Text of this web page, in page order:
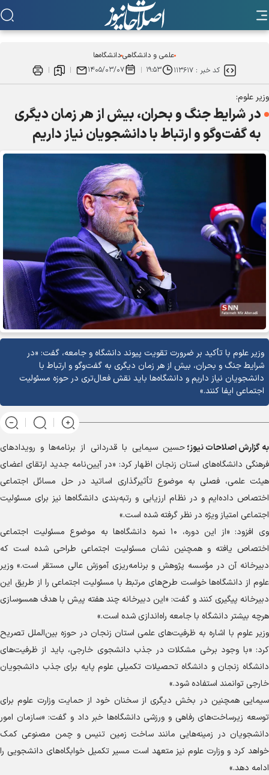
علمی و دانشگاهیدانشگاه‌ها
کد خبر : ۱۱۳۶۱۷ ۱۹:۵۳ ۱۴۰۵/۰۳/۰۷
وزیر علوم:
در شرایط جنگ و بحران، بیش از هر زمان دیگری
به گفت‌و‌گو و ارتباط با دانشجویان نیاز داریم
وزیر علوم با تأکید بر ضرورت تقویت پیوند دانشگاه و جامعه، گفت: «در
شرایط جنگ و بحران، بیش از هر زمان دیگری به گفت‌و‌گو و ارتباط با
دانشجویان نیاز داریم و دانشگاه‌ها باید نقش فعال‌تری در حوزه مسئولیت
اجتماعی ایفا کنند.»
به گزارشاصلاحات نیوز؛حسین سیمایی با قدردانی از برنامه‌ها و رویداد‌های
فرهنگی دانشگاه‌های استان زنجان اظهار کرد: «در آیین‌نامه جدید ارتقای اعضای
هیئت علمی، فصلی به موضوع تأثیرگذاری اساتید در حل مسائل اجتماعی
اختصاص داده‌ایم و در نظام ارزیابی و رتبه‌بندی دانشگاه‌ها نیز برای مسئولیت
اجتماعی امتیاز ویژه در نظر گرفته شده است.»
وی افزود: «از این دوره، ۱۰ نمره دانشگاه‌ها به موضوع مسئولیت اجتماعی
اختصاص یافته و همچنین نشان مسئولیت اجتماعی طراحی شده است که
دبیرخانه آن در مؤسسه پژوهش و برنامه‌ریزی آموزش عالی مستقر است.» وزیر
علوم از دانشگاه‌ها خواست طرح‌های مرتبط با مسئولیت اجتماعی را از طریق این
دبیرخانه پیگیری کنند و گفت: «این دبیرخانه چند هفته پیش با هدف همسوسازی
هرچه بیشتر دانشگاه با جامعه راه‌اندازی شده است.»
وزیر علوم با اشاره به ظرفیت‌های علمی استان زنجان در حوزه بین‌الملل تصریح
کرد: «با وجود برخی مشکلات در جذب دانشجوی خارجی، باید از ظرفیت‌های
دانشگاه زنجان و دانشگاه تحصیلات تکمیلی علوم پایه برای جذب دانشجویان
خارجی توانمند استفاده شود.»
سیمایی همچنین در بخش دیگری از سخنان خود از حمایت وزارت علوم برای
توسعه زیرساخت‌های رفاهی و ورزشی دانشگاه‌ها خبر داد و گفت: «سازمان امور
دانشجویان در زمینه‌هایی مانند ساخت زمین تنیس و چمن مصنوعی کمک
خواهد کرد و وزارت علوم نیز متعهد است مسیر تکمیل خوابگاه‌های دانشجویی را
ادامه دهد.»